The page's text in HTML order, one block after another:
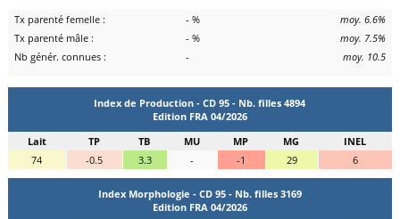
Tx parenté femelle : - %
moy. 6.6%
Tx parenté mâle :
- %
moy. 7.5%
Nb génér. connues :
- moy. 10.5
Index de Production - CD 95 - Nb. filles 4894
Edition FRA 04/2026
Lait
TP TB MU MP MG
INEL
74
-0.5 3.3 - -1 29 6
Index Morphologie - CD 95 - Nb. filles 3169
Edition FRA 04/2026